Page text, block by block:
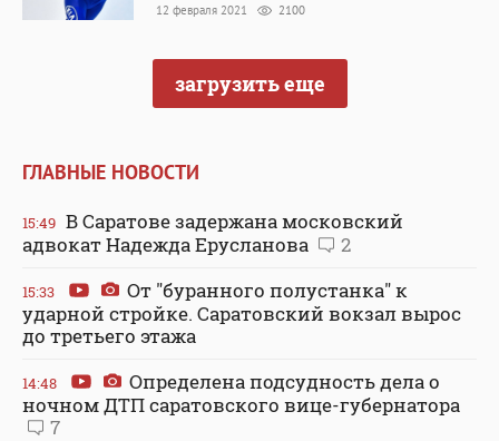
12 февраля 2021 2100
загрузить еще
ГЛАВНЫЕ НОВОСТИ
15:49 В Саратове задержана московский
адвокат Надежда Ерусланова
2
15:33
От "буранного полустанка" к
ударной стройке. Саратовский вокзал вырос
до третьего этажа
14:48
Определена подсудность дела о
ночном ДТП саратовского вице-губернатора
7